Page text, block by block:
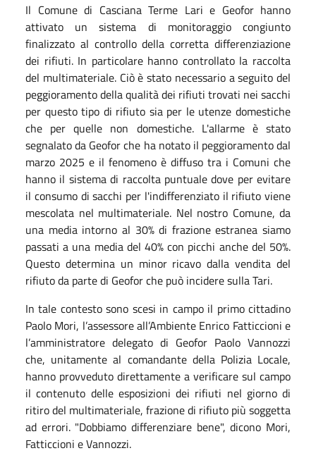
Il Comune di Casciana Terme Lari e Geofor hanno
attivato un sistema di monitoraggio congiunto
finalizzato al controllo della corretta differenziazione
dei rifiuti. In particolare hanno controllato la raccolta
del multimateriale. Ciò è stato necessario a seguito del
peggioramento della qualità dei rifiuti trovati nei sacchi
per questo tipo di rifiuto sia per le utenze domestiche
che per quelle non domestiche. L'allarme è stato
segnalato da Geofor che ha notato il peggioramento dal
marzo 2025 e il fenomeno è diffuso tra i Comuni che
hanno il sistema di raccolta puntuale dove per evitare
il consumo di sacchi per l'indifferenziato il rifiuto viene
mescolata nel multimateriale. Nel nostro Comune, da
una media intorno al 30% di frazione estranea siamo
passati a una media del 40% con picchi anche del 50%.
Questo determina un minor ricavo dalla vendita del
rifiuto da parte di Geofor che può incidere sulla Tari.
In tale contesto sono scesi in campo il primo cittadino
Paolo Mori, l’assessore all’Ambiente Enrico Fatticcioni e
l’amministratore delegato di Geofor Paolo Vannozzi
che, unitamente al comandante della Polizia Locale,
hanno provveduto direttamente a verificare sul campo
il contenuto delle esposizioni dei rifiuti nel giorno di
ritiro del multimateriale, frazione di rifiuto più soggetta
ad errori. "Dobbiamo differenziare bene", dicono Mori,
Fatticcioni e Vannozzi.